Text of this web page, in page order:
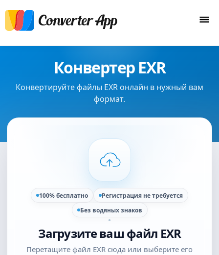
Конвертер EXR
Конвертируйте файлы EXR онлайн в нужный вам
формат.
100% бесплатно
Регистрация не требуется
Без водяных знаков
Загрузите ваш файл EXR
Перетащите файл EXR сюда или выберите его